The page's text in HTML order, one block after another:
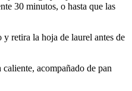
30 minutos, o hasta que las
y retira la hoja de laurel antes de
acompañado de pan